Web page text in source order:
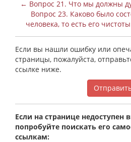
← Вопрос 21. Что мы должны
Вопрос 23. Каково было
человека, то есть его
Если вы нашли ошибку или
страницы, пожалуйста,
ссылке ниже.
Если на странице недоступен
попробуйте поискать его
ссылкам: